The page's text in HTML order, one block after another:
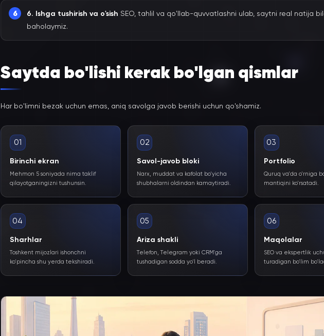
6. Ishga tushirish va o'sish SEO, tahlil va qo'llab-quvvatlashni ulab, saytni real natija
baholaymiz.
Saytda bo'lishi kerak bo'lgan qismlar
Har bo'limni bezak uchun emas, aniq savolga javob berishi uchun qo'shamiz.
01
Birinchi ekran
Mehmon 5 soniyada nima taklif
qilayotganingizni tushunsin.
02
Savol-javob bloki
Narx, muddat va kafolat bo'yicha
shubhalarni oldindan kamaytiradi.
03
Portfolio
Quruq va'da o'rniga
mantiqini ko'rsatadi.
04
Sharhlar
Toshkent mijozlari ishonchni
ko'pincha shu yerda tekshiradi.
05
Ariza shakli
Telefon, Telegram yoki CRM'ga
tushadigan sodda yo'l beradi.
06
Maqolalar
SEO va ekspertlik
turadigan bo'lim